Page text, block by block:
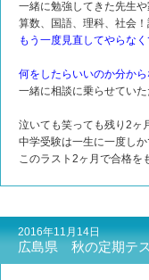
一緒に勉強してきた先生
算数、国語、理科、社会
もう一度見直してやらな
何をしたらいいのか分か
一緒に相談に乗らせていた
泣いても笑っても残り2ヶ
中学受験は一生に一度し
このラスト2ヶ月で合格を
2016年11月14日
広島県 秋の定期テ